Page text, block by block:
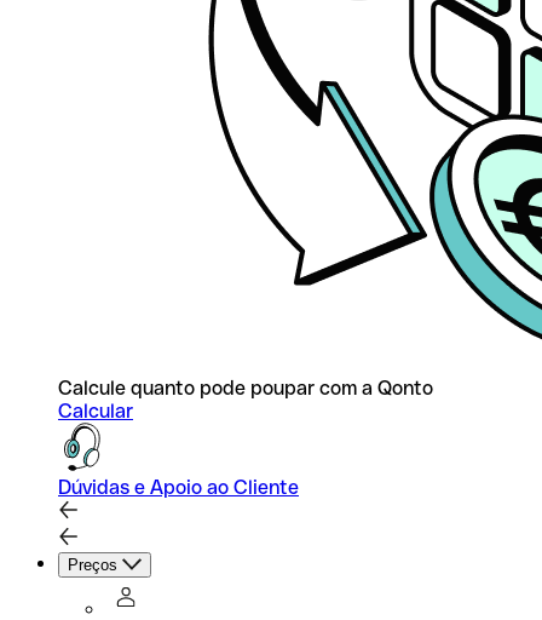
Calcule quanto pode poupar com a Qonto
Calcular
Dúvidas e Apoio ao Cliente
Preços